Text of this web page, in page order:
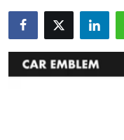
Testler
Markalar